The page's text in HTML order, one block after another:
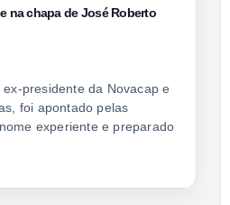
na chapa de José Roberto
presidente da Novacap e
foi apontado pelas
experiente e preparado